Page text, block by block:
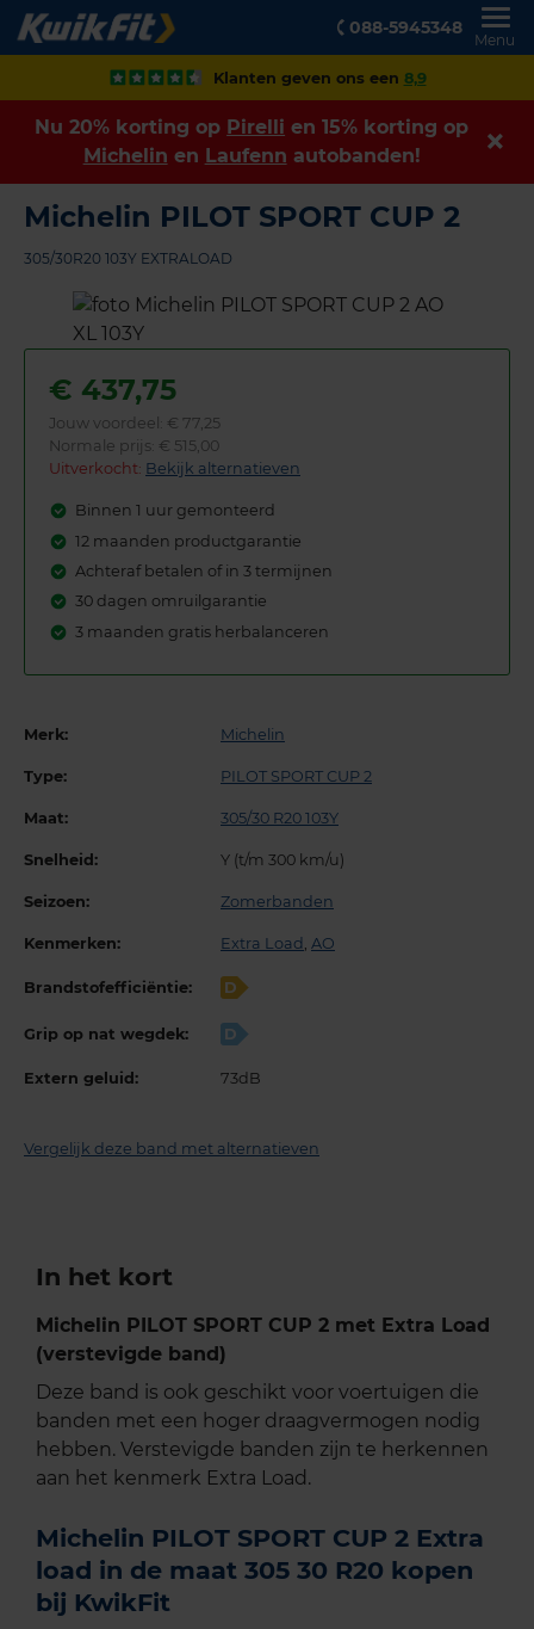
088-5945348
Menu
Klanten geven ons een 8,9
Nu 20% korting op Pirelli en 15% korting op
Michelin en Laufenn autobanden!
Michelin PILOT SPORT CUP 2
305/30R20 103Y EXTRALOAD
€ 437,75
Jouw voordeel: € 77,25
Normale prijs: € 515,00
Uitverkocht: Bekijk alternatieven
Binnen 1 uur gemonteerd
12 maanden productgarantie
Achteraf betalen of in 3 termijnen
30 dagen omruilgarantie
3 maanden gratis herbalanceren
Merk: Michelin
Type: PILOT SPORT CUP 2
Maat: 305/30 R20 103Y
Snelheid: Y (t/m 300 km/u)
Seizoen: Zomerbanden
Kenmerken: Extra Load , AO
Brandstofefficiëntie: D
Grip op nat wegdek: D
Extern geluid: 73dB
Vergelijk deze band met alternatieven
In het kort
Michelin PILOT SPORT CUP 2 met Extra Load
(verstevigde band)
Deze band is ook geschikt voor voertuigen die
banden met een hoger draagvermogen nodig
hebben. Verstevigde banden zijn te herkennen
aan het kenmerk Extra Load.
Michelin PILOT SPORT CUP 2 Extra
load in de maat 305 30 R20 kopen
bij KwikFit